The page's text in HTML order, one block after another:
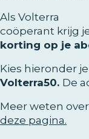
Als Volterra
coöperant krijg
korting op je
Kies hieronder
Volterra50. De
Meer weten
deze pagina.